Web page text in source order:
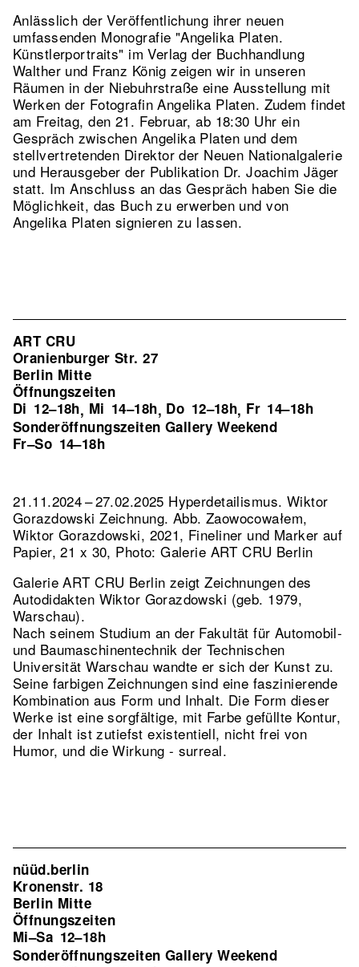
Anlässlich der Veröffentlichung ihrer neuen
umfassenden Monografie "Angelika Platen.
Künstlerportraits" im Verlag der Buchhandlung
Walther und Franz König zeigen wir in unseren
Räumen in der Niebuhrstraße eine Ausstellung mit
Werken der Fotografin Angelika Platen. Zudem findet
am Freitag, den 21. Februar, ab 18:30 Uhr ein
Gespräch zwischen Angelika Platen und dem
stellvertretenden Direktor der Neuen Nationalgalerie
und Herausgeber der Publikation Dr. Joachim Jäger
statt. Im Anschluss an das Gespräch haben Sie die
Möglichkeit, das Buch zu erwerben und von
Angelika Platen signieren zu lassen.
ART CRU
Oranienburger Str. 27
Berlin Mitte
Öffnungszeiten
Di 12–18h, Mi 14–18h, Do 12–18h, Fr 14–18h
Sonderöffnungszeiten Gallery Weekend
Fr–So 14–18h
21.11.2024 – 27.02.2025 Hyperdetailismus. Wiktor
Gorazdowski Zeichnung. Abb. Zaowocowałem,
Wiktor Gorazdowski, 2021, Fineliner und Marker auf
Papier, 21 x 30, Photo: Galerie ART CRU Berlin
Galerie ART CRU Berlin zeigt Zeichnungen des
Autodidakten Wiktor Gorazdowski (geb. 1979,
Warschau).
Nach seinem Studium an der Fakultät für Automobil-
und Baumaschinentechnik der Technischen
Universität Warschau wandte er sich der Kunst zu.
Seine farbigen Zeichnungen sind eine faszinierende
Kombination aus Form und Inhalt. Die Form dieser
Werke ist eine sorgfältige, mit Farbe gefüllte Kontur,
der Inhalt ist zutiefst existentiell, nicht frei von
Humor, und die Wirkung - surreal.
nüüd.berlin
Kronenstr. 18
Berlin Mitte
Öffnungszeiten
Mi–Sa 12–18h
Sonderöffnungszeiten Gallery Weekend